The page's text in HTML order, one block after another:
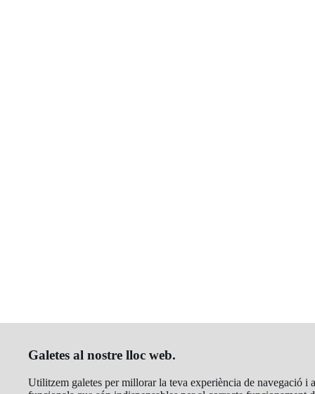
Galetes al nostre lloc web.
Utilitzem galetes per millorar la teva experiència de navegació i